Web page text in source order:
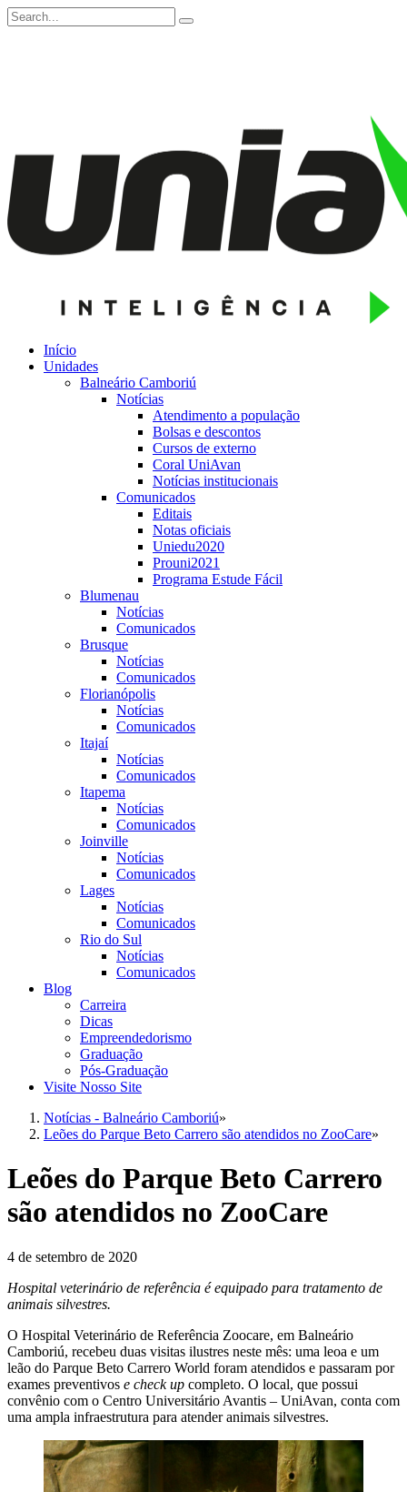
Início
Unidades
Balneário Camboriú
Notícias
Atendimento a população
Bolsas e descontos
Cursos de externo
Coral UniAvan
Notícias institucionais
Comunicados
Editais
Notas oficiais
Uniedu2020
Prouni2021
Programa Estude Fácil
Blumenau
Notícias
Comunicados
Brusque
Notícias
Comunicados
Florianópolis
Notícias
Comunicados
Itajaí
Notícias
Comunicados
Itapema
Notícias
Comunicados
Joinville
Notícias
Comunicados
Lages
Notícias
Comunicados
Rio do Sul
Notícias
Comunicados
Blog
Carreira
Dicas
Empreendedorismo
Graduação
Pós-Graduação
Visite Nosso Site
Notícias - Balneário Camboriú»
Leões do Parque Beto Carrero são atendidos no ZooCare»
Leões do Parque Beto Carrero
são atendidos no ZooCare
4 de setembro de 2020
Hospital veterinário de referência é equipado para tratamento de
animais silvestres.
O Hospital Veterinário de Referência Zoocare, em Balneário
Camboriú, recebeu duas visitas ilustres neste mês: uma leoa e um
leão do Parque Beto Carrero World foram atendidos e passaram por
exames preventivos e check up completo. O local, que possui
convênio com o Centro Universitário Avantis – UniAvan, conta com
uma ampla infraestrutura para atender animais silvestres.